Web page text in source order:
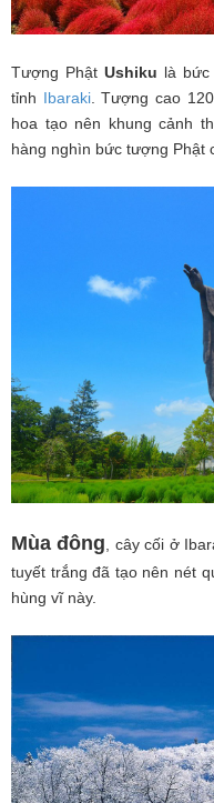
Tượng PhậtUshiku là
tỉnh Ibaraki. Tượng cao
hoa tạo nên khung cảnh
hàng nghìn bức tượng Phật
Mùa đông , cây cối ở
tuyết trắng đã tạo nên nét
hùng vĩ này.